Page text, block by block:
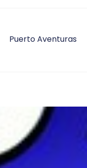
Puerto Aventuras